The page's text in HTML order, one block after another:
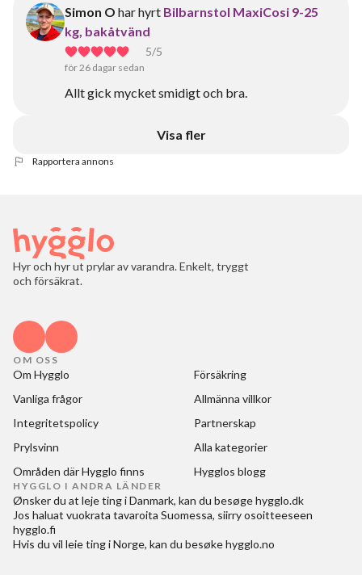
Simon O har hyrt Bilbarnstol MaxiCosi 9-25
kg, bakåtvänd
5/5
för 26 dagar sedan
Allt gick mycket smidigt och bra.
Visa fler
Rapportera annons
Hyr och hyr ut prylar av varandra. Enkelt, tryggt
och försäkrat.
OM OSS
Om Hygglo
Försäkring
Vanliga frågor
Allmänna villkor
Integritetspolicy
Partnerskap
Prylsvinn
Alla kategorier
Områden där Hygglo finns
Hygglos blogg
HYGGLO I ANDRA LÄNDER
Ønsker du at leje ting i Danmark, kan du besøgehygglo.dk
Jos haluat vuokrata tavaroita Suomessa, siirry osoitteeseen
hygglo.fi
Hvis du vil leie ting i Norge, kan du besøkehygglo.no